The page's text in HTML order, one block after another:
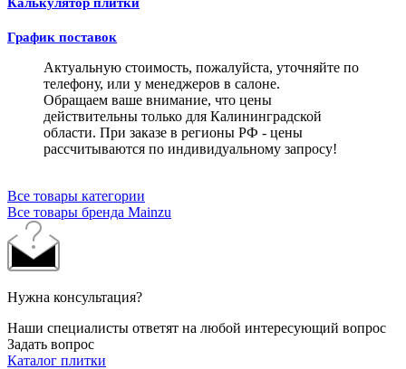
График поставок
Актуальную стоимость, пожалуйста, уточняйте по
телефону, или у менеджеров в салоне.
Обращаем ваше внимание, что цены
действительны только для Калининградской
области. При заказе в регионы РФ - цены
рассчитываются по индивидуальному запросу!
Все товары категории
Все товары бренда Mainzu
Нужна консультация?
Наши специалисты ответят на любой интересующий вопрос
Задать вопрос
Каталог плитки